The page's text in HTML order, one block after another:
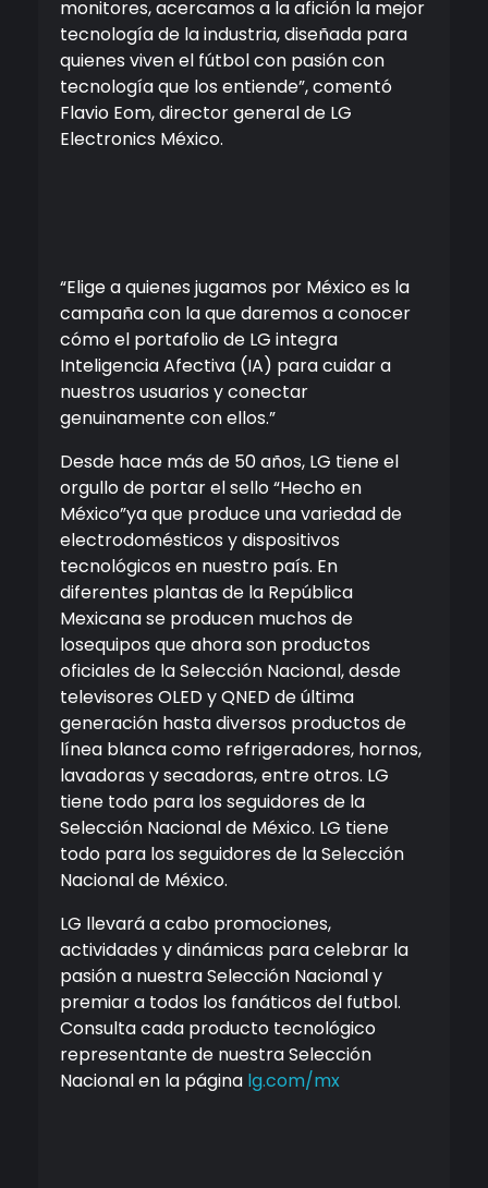
monitores,acercamos a la afición la mejor
tecnología de la industria, diseñada para
quienes viven el fútbol con pasión con
tecnología que los entiende”, comentó
Flavio Eom, director general de LG
Electronics México.
“Elige a quienes jugamos por México es la
campaña con la que daremos a conocer
cómo el portafolio de LG integra
Inteligencia Afectiva (IA) para cuidar a
nuestros usuarios y conectar
genuinamente con ellos.”
Desde hace más de 50 años, LG tiene el
orgullode portar el sello“Hecho en
México”ya que produce una variedad de
electrodomésticos y dispositivos
tecnológicos en nuestro país. En
diferentes plantas de la República
Mexicana se producen muchos de
losequipos que ahora son productos
oficiales de la Selección Nacional, desde
televisores OLED y QNED de última
generación hastadiversos productos de
línea blanca como refrigeradores, hornos,
lavadoras y secadoras, entre otros. LG
tiene todo para los seguidores de la
Selección Nacional de México. LG tiene
todo para los seguidores de la Selección
Nacional de México.
LG llevará a cabo promociones,
actividades y dinámicas paracelebrar la
pasión a nuestra Selección Nacional y
premiar a todos los fanáticos del futbol.
Consulta cada producto tecnológico
representantede nuestra Selección
Nacionalen la página lg.com/mx